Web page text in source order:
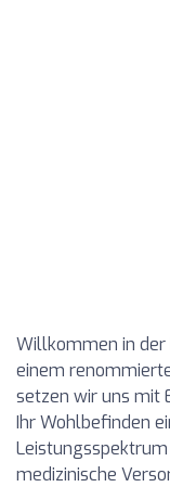
Willkommen in der
einem
setzen wir uns mit
Ihr Wohlbefinden
medizinische